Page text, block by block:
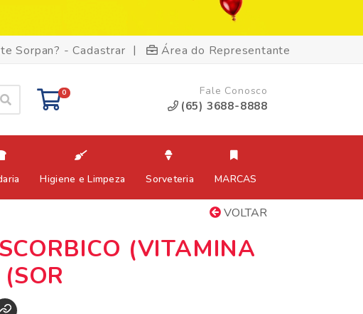
Sorpan? - Cadastrar | Área do Representante
0 Fale Conosco
(65) 3688-8888
Higiene e Limpeza Sorveteria MARCAS
VOLTAR
(VITAMINA